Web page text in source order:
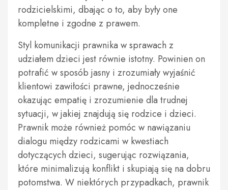
rodzicielskimi, dbając o to, aby były one
kompletne i zgodne z prawem.
Styl komunikacji prawnika w sprawach z
udziałem dzieci jest równie istotny. Powinien on
potrafić w sposób jasny i zrozumiały wyjaśnić
klientowi zawiłości prawne, jednocześnie
okazując empatię i zrozumienie dla trudnej
sytuacji, w jakiej znajdują się rodzice i dzieci.
Prawnik może również pomóc w nawiązaniu
dialogu między rodzicami w kwestiach
dotyczących dzieci, sugerując rozwiązania,
które minimalizują konflikt i skupiają się na dobru
potomstwa. W niektórych przypadkach, prawnik